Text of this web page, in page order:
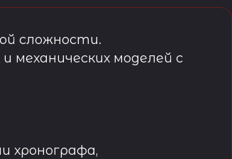
сложности.
механических моделей с
хронографа,